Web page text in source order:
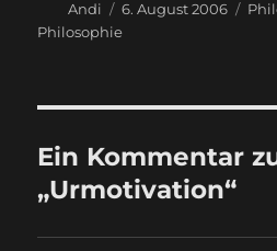
Autor
Andi
Veröffentlicht
am
6. August 2006
Philosophie
Ein Kommentar
„Urmotivation“